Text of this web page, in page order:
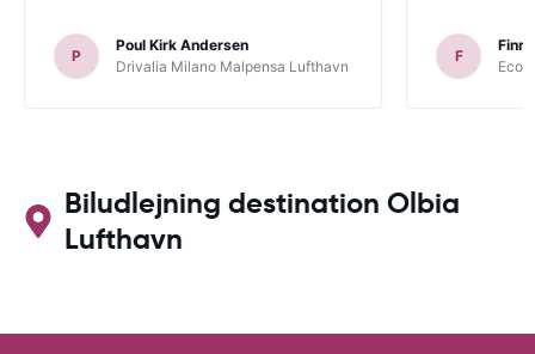
P
Poul Kirk Andersen
Drivalia Milano Malpensa Lufthavn
F
Finn
Biludlejning destination Olbia
Lufthavn